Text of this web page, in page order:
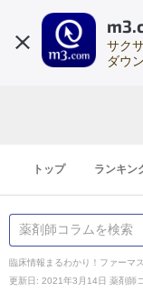
サク
ダウ
トップ ランキン
臨床情報まるわかり！ファーマ
更新日: 2021年3月14日 薬剤師